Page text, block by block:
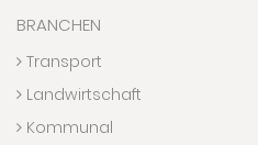
BRANCHEN
Transport
Landwirtschaft
Kommunal